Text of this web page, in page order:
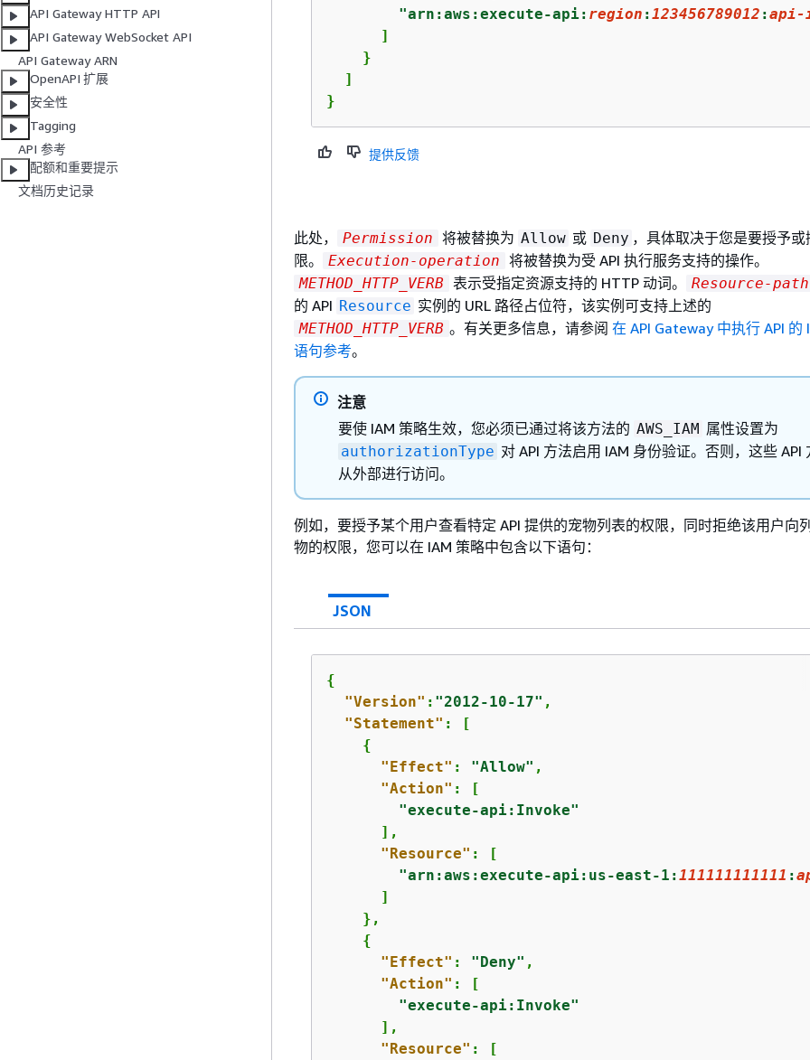
API Gateway HTTP API
API Gateway WebSocket API
API Gateway ARN
OpenAPI 扩展
安全性
Tagging
API 参考
配额和重要提示
文档历史记录
"arn:aws:execute-api: region :123456789012 :api-
      ]
    }
  ]
}
提供反馈
此处， Permission 将被替换为 Allow 或 Deny ，具体取决于您是要授予或
限。
Execution-operation 将被替换为受 API 执行服务支持的操作。
METHOD_HTTP_VERB 表示受指定资源支持的 HTTP 动词。 Resource-path
的 API Resource 实例的 URL 路径占位符，该实例可支持上述的
METHOD_HTTP_VERB 。有关更多信息，请参阅 在 API Gateway 中执行 API 的
语句参考。
注意
要使 IAM 策略生效，您必须已通过将该方法的 AWS_IAM 属性设置为
authorizationType 对 API 方法启用 IAM 身份验证。否则，这些 API
从外部进行访问。
例如，要授予某个用户查看特定 API 提供的宠物列表的权限，同时拒绝该用户向
物的权限，您可以在 IAM 策略中包含以下语句：
JSON
{
"Version" : "2012-10-17" ,
"Statement" : [
{
"Effect" : "Allow" ,
"Action" : [
"execute-api:Invoke"
      ],
"Resource" : [
"arn:aws:execute-api:us-east-1:111111111111 :
      ]
    },
{
"Effect" : "Deny" ,
"Action" : [
"execute-api:Invoke"
      ],
"Resource" : [